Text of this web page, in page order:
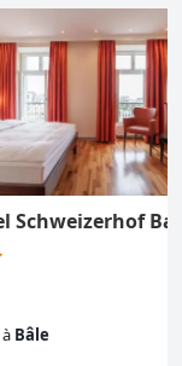
Schweizerhof
à Bâle